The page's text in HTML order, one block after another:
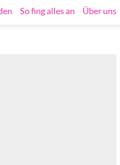
So fing alles an Über uns